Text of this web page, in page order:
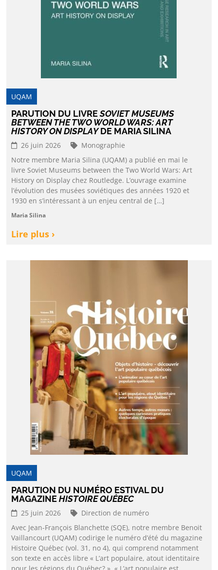
UQAM
PARUTION DU LIVRESOVIET MUSEUMS
BETWEEN THE TWO WORLD WARS: ART
HISTORY ON DISPLAYDE MARIA SILINA
26 juin 2026
Monographie
Notre membre Maria Silina (UQAM) a publié en mai le
livre Soviet Museums between the Two World Wars: Art
History on Display chez Routledge. L’ouvrage examine
l’évolution des musées soviétiques des années 1920 et
1930 en s’intéressant à un enjeu central de […]
Maria Silina
Lire plus ›
UQAM
PARUTION DU NUMÉRO ESTIVAL DU
MAGAZINEHISTOIRE QUÉBEC
25 juin 2026
Direction de numéro
Avec Jean-François Blanchette (SQE), notre membre Benoit
Vaillancourt (UQAM) codirige le numéro d’été du magazine
Histoire Québec (vol. 31, no 4), qui comprend notamment
son texte en accès libre « L’art populaire, atout identitaire